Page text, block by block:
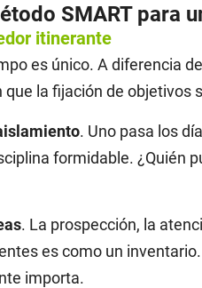
SMART para
itinerante
es único. A diferencia
la fijación de objetivos
. Uno pasa los
formidable. ¿Quién
. La prospección, la
es como un
importa.